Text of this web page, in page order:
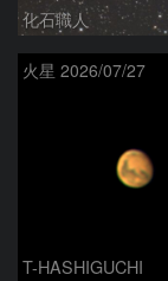
化石職人
火星 2026/07/27
T-HASHIGUCHI